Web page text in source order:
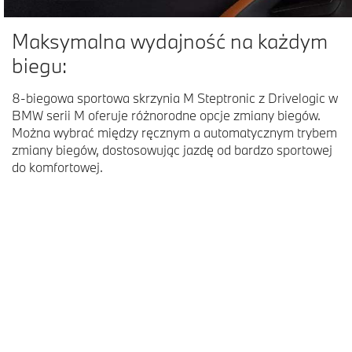
Maksymalna wydajność na każdym
biegu:
8-biegowa sportowa skrzynia M Steptronic z Drivelogic w
BMW serii M oferuje różnorodne opcje zmiany biegów.
Można wybrać między ręcznym a automatycznym trybem
zmiany biegów, dostosowując jazdę od bardzo sportowej
do komfortowej.